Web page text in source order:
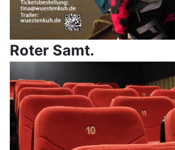
Roter Samt.